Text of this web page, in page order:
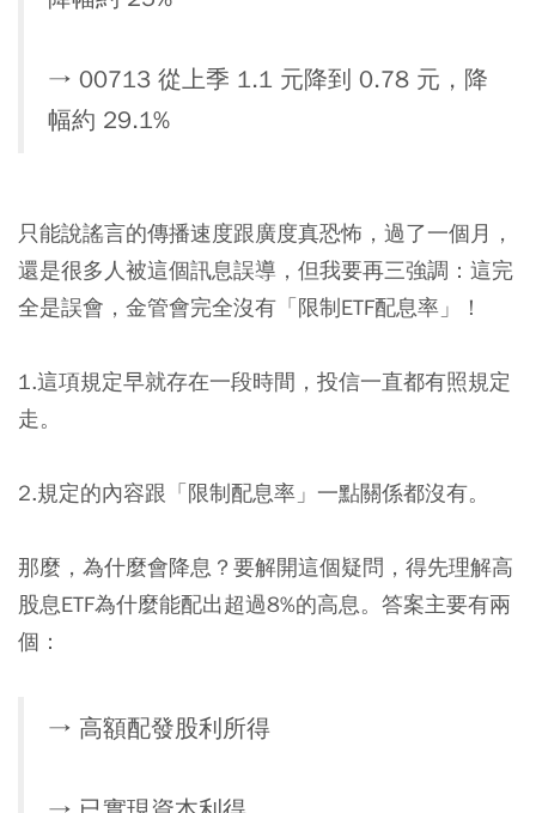
→ 00713 從上季 1.1 元降到 0.78 元，降
幅約 29.1%
只能說謠言的傳播速度跟廣度真恐怖，過了一個月，
還是很多人被這個訊息誤導，但我要再三強調：這完
全是誤會，金管會完全沒有「限制ETF配息率」！
1.這項規定早就存在一段時間，投信一直都有照規定
走。
2.規定的內容跟「限制配息率」一點關係都沒有。
那麼，為什麼會降息？要解開這個疑問，得先理解高
股息ETF為什麼能配出超過8%的高息。答案主要有兩
個：
→ 高額配發股利所得